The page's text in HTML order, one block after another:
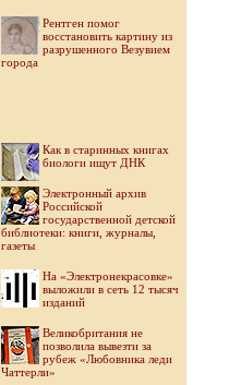
Рентген помог
восстановить картину из
разрушенного Везувием
города
Как в старинных книгах
биологи ищут ДНК
Электронный архив
Российской
государственной детской
библиотеки: книги, журналы,
газеты
На «Электронекрасовке»
выложили в сеть 12 тысяч
изданий
Великобритания не
позволила вывезти за
рубеж «Любовника леди
Чаттерли»